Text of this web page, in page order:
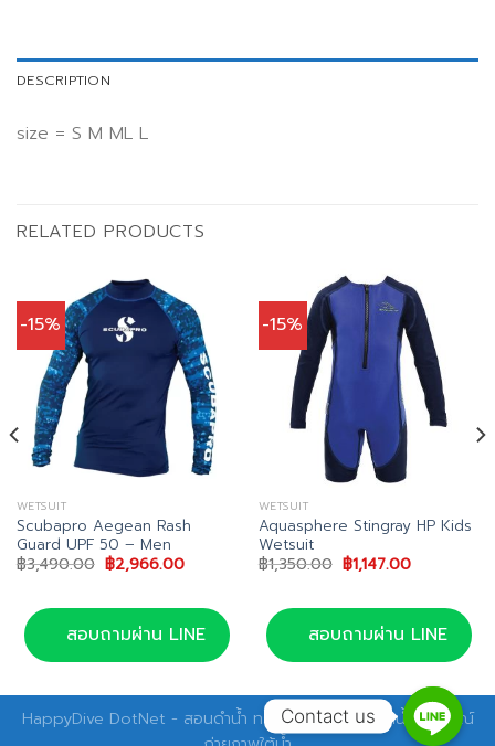
DESCRIPTION
size = S M ML L
RELATED PRODUCTS
-15%
WETSUIT
Scubapro Aegean Rash
Guard UPF 50 – Men
฿3,490.00 Original
price
฿3,490.00.
฿2,966.00Current
฿2,966.00.
สอบถามผ่าน LINE
-15%
WETSUIT
Aquasphere Stingray HP Kids
Wetsuit
฿1,350.00 Original
price
฿1,350.00.
฿1,147.00Current
฿1,147.00.
สอบถามผ่าน LINE
HappyDive DotNet - สอนดำน้ำ ทริปดำน้ำ อุปกรณ์ดำน้ำ อุปกรณ์
Contact us